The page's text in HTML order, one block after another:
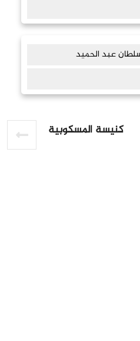
عبد الحميد
كنيسة المسكوبية